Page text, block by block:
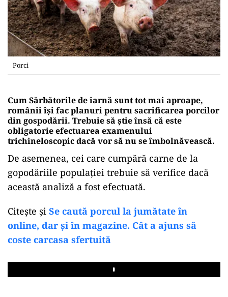
Porci
Cum Sărbătorile de iarnă sunt tot mai aproape,
românii își fac planuri pentru sacrificarea porcilor
din gospodării. Trebuie să știe însă că este
obligatorie efectuarea examenului
trichineloscopic dacă vor să nu se îmbolnăvească.
De asemenea, cei care cumpără carne de la
gopodăriile populației trebuie să verifice dacă
această analiză a fost efectuată.
Citește și Se caută porcul la jumătate în
online, dar și în magazine. Cât a ajuns să
coste carcasa sfertuită
Play